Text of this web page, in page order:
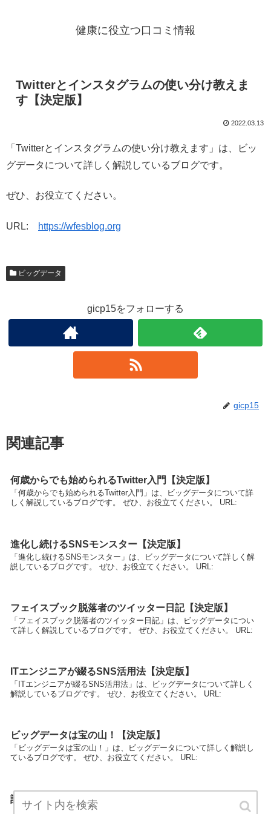
健康に役立つ口コミ情報
Twitterとインスタグラムの使い分け教えま
す【決定版】
2022.03.13
「Twitterとインスタグラムの使い分け教えます」は、ビッ
グデータについて詳しく解説しているブログです。
ぜひ、お役立てください。
URL: https://wfesblog.org
ビッグデータ
gicp15をフォローする
gicp15
関連記事
何歳からでも始められるTwitter入門【決定版】
「何歳からでも始められるTwitter入門」は、ビッグデータについて詳
しく解説しているブログです。 ぜひ、お役立てください。 URL:
進化し続けるSNSモンスター【決定版】
「進化し続けるSNSモンスター」は、ビッグデータについて詳しく解
説しているブログです。 ぜひ、お役立てください。 URL:
フェイスブック脱落者のツイッター日記【決定版】
「フェイスブック脱落者のツイッター日記」は、ビッグデータについ
て詳しく解説しているブログです。 ぜひ、お役立てください。 URL:
ITエンジニアが綴るSNS活用法【決定版】
「ITエンジニアが綴るSNS活用法」は、ビッグデータについて詳しく
解説しているブログです。 ぜひ、お役立てください。 URL:
ビッグデータは宝の山！【決定版】
「ビッグデータは宝の山！」は、ビッグデータについて詳しく解説し
ているブログです。 ぜひ、お役立てください。 URL:
誰でも始められるTwitter講座【決定版】
「誰でも始められるTwitter講座」は、ビッグデータについて詳しく解